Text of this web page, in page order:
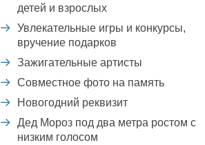
детей и взрослых
Увлекательные игры и конкурсы,
вручение подарков
Зажигательные артисты
Совместное фото на память
Новогодний реквизит
Дед Мороз под два метра ростом с
низким голосом